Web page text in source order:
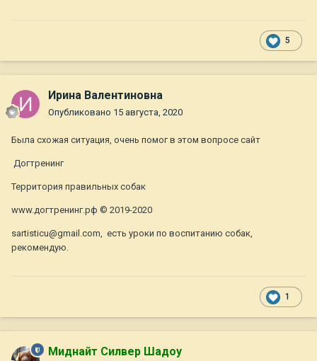
5
Ирина Валентиновна
Опубликовано 15 августа, 2020
Была схожая ситуация, очень помог в этом вопросе сайт
Догтренинг
Территория правильных собак
www.догтренинг.рф © 2019-2020
sartisticu@gmail.com, есть уроки по воспитанию собак,
рекомендую.
1
Миднайт Силвер Шадоу